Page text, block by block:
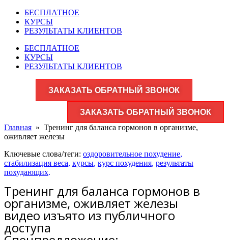
БЕСПЛАТНОЕ
КУРСЫ
РЕЗУЛЬТАТЫ КЛИЕНТОВ
БЕСПЛАТНОЕ
КУРСЫ
РЕЗУЛЬТАТЫ КЛИЕНТОВ
ЗАКАЗАТЬ ОБРАТНЫЙ ЗВОНОК
ЗАКАЗАТЬ ОБРАТНЫЙ ЗВОНОК
Главная » Тренинг для баланса гормонов в организме,
оживляет железы
Ключевые слова/теги: оздоровительное похудение,
стабилизация веса, курсы, курс похудения, результаты
похудающих.
Тренинг для баланса гормонов в
организме, оживляет железы
видео изъято из публичного
доступа